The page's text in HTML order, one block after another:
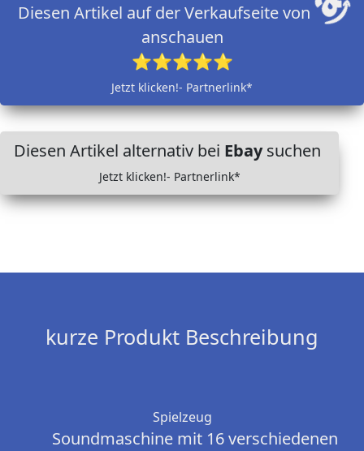
Diesen Artikel auf der Verkaufseite von
anschauen
⭐⭐⭐⭐⭐
Jetzt klicken!- Partnerlink*
Diesen Artikel alternativ bei Ebaysuchen
Jetzt klicken!- Partnerlink*
kurze Produkt Beschreibung
Spielzeug
Soundmaschine mit 16 verschiedenen